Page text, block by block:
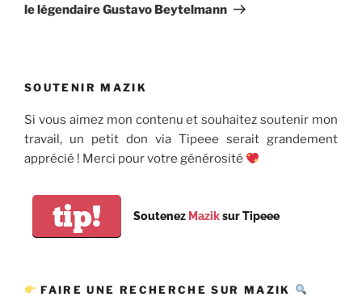
le légendaire Gustavo Beytelmann
SOUTENIR MAZIK
Si vous aimez mon contenu et souhaitez soutenir mon
travail, un petit don via Tipeee serait grandement
apprécié ! Merci pour votre générosité
tip! Soutenez Maziksur Tipeee
FAIRE UNE RECHERCHE SUR MAZIK